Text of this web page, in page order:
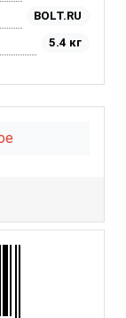
BOLT.RU
5.4 кг